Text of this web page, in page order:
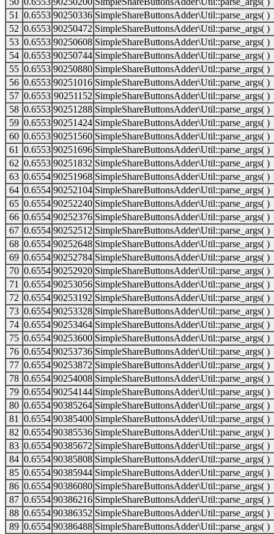
51
0.6553 90250336 SimpleShareButtonsAdder\Util::parse_args( )
52 0.6553 90250472 SimpleShareButtonsAdder\Util::parse_args( )
53 0.6553 90250608 SimpleShareButtonsAdder\Util::parse_args( )
54 0.6553 90250744 SimpleShareButtonsAdder\Util::parse_args( )
55 0.6553 90250880 SimpleShareButtonsAdder\Util::parse_args( )
56 0.6553 90251016 SimpleShareButtonsAdder\Util::parse_args( )
57 0.6553 90251152 SimpleShareButtonsAdder\Util::parse_args( )
58 0.6553 90251288 SimpleShareButtonsAdder\Util::parse_args( )
59 0.6553 90251424 SimpleShareButtonsAdder\Util::parse_args( )
60 0.6553 90251560 SimpleShareButtonsAdder\Util::parse_args( )
61
0.6553 90251696 SimpleShareButtonsAdder\Util::parse_args( )
62 0.6553 90251832 SimpleShareButtonsAdder\Util::parse_args( )
63 0.6554 90251968 SimpleShareButtonsAdder\Util::parse_args( )
64 0.6554 90252104 SimpleShareButtonsAdder\Util::parse_args( )
65 0.6554 90252240 SimpleShareButtonsAdder\Util::parse_args( )
66 0.6554 90252376 SimpleShareButtonsAdder\Util::parse_args( )
67 0.6554 90252512 SimpleShareButtonsAdder\Util::parse_args( )
68 0.6554 90252648 SimpleShareButtonsAdder\Util::parse_args( )
69 0.6554 90252784 SimpleShareButtonsAdder\Util::parse_args( )
70 0.6554 90252920 SimpleShareButtonsAdder\Util::parse_args( )
71
0.6554 90253056 SimpleShareButtonsAdder\Util::parse_args( )
72 0.6554 90253192 SimpleShareButtonsAdder\Util::parse_args( )
73 0.6554 90253328 SimpleShareButtonsAdder\Util::parse_args( )
74 0.6554 90253464 SimpleShareButtonsAdder\Util::parse_args( )
75 0.6554 90253600 SimpleShareButtonsAdder\Util::parse_args( )
76 0.6554 90253736 SimpleShareButtonsAdder\Util::parse_args( )
77 0.6554 90253872 SimpleShareButtonsAdder\Util::parse_args( )
78 0.6554 90254008 SimpleShareButtonsAdder\Util::parse_args( )
79 0.6554 90254144 SimpleShareButtonsAdder\Util::parse_args( )
80 0.6554 90385264 SimpleShareButtonsAdder\Util::parse_args( )
81
0.6554 90385400 SimpleShareButtonsAdder\Util::parse_args( )
82 0.6554 90385536 SimpleShareButtonsAdder\Util::parse_args( )
83 0.6554 90385672 SimpleShareButtonsAdder\Util::parse_args( )
84 0.6554 90385808 SimpleShareButtonsAdder\Util::parse_args( )
85 0.6554 90385944 SimpleShareButtonsAdder\Util::parse_args( )
86 0.6554 90386080 SimpleShareButtonsAdder\Util::parse_args( )
87 0.6554 90386216 SimpleShareButtonsAdder\Util::parse_args( )
88 0.6554 90386352 SimpleShareButtonsAdder\Util::parse_args( )
89 0.6554 90386488 SimpleShareButtonsAdder\Util::parse_args( )